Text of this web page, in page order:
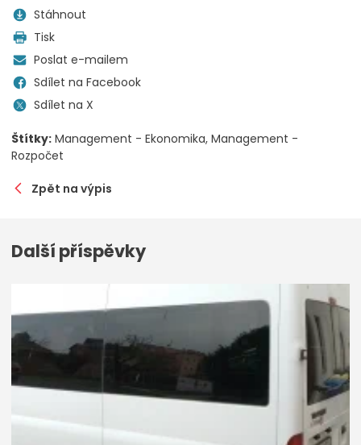
Stáhnout
Tisk
Poslat e-mailem
Sdílet na Facebook
Sdílet na X
Štítky: Management - Ekonomika Management -
Rozpočet
Zpět na výpis
Další příspěvky